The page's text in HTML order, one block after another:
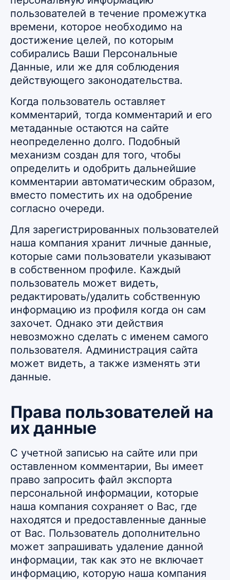
пользователей в течение промежутка
времени, которое необходимо на
достижение целей, по которым
собирались Ваши Персональные
Данные, или же для соблюдения
действующего законодательства.
Когда пользователь оставляет
комментарий, тогда комментарий и его
метаданные остаются на сайте
неопределенно долго. Подобный
механизм создан для того, чтобы
определить и одобрить дальнейшие
комментарии автоматическим образом,
вместо поместить их на одобрение
согласно очереди.
Для зарегистрированных пользователей
наша компания хранит личные данные,
которые сами пользователи указывают
в собственном профиле. Каждый
пользователь может видеть,
редактировать/удалить собственную
информацию из профиля когда он сам
захочет. Однако эти действия
невозможно сделать с именем самого
пользователя. Администрация сайта
может видеть, а также изменять эти
данные.
Права пользователей на
их данные
С учетной записью на сайте или при
оставленном комментарии, Вы имеет
право запросить файл экспорта
персональной информации, которые
наша компания сохраняет о Вас, где
находятся и предоставленные данные
от Вас. Пользователь дополнительно
может запрашивать удаление данной
информации, так как это не включает
информацию, которую наша компания